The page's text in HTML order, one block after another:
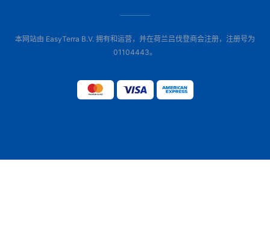
本网站由 EasyTerra B.V. 拥有和运营，并在荷兰吕伐登商会注册，注册号为
01104443。